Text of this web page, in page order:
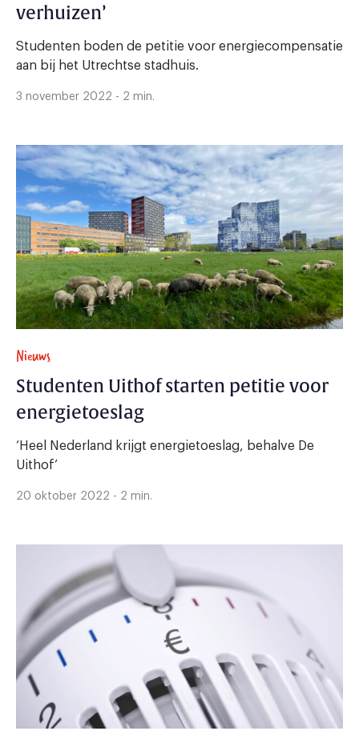
verhuizen’
Studenten boden de petitie voor energiecompensatie
aan bij het Utrechtse stadhuis.
3 november 2022 - 2 min.
Nieuws
Studenten Uithof starten petitie voor
energietoeslag
‘Heel Nederland krijgt energietoeslag, behalve De
Uithof’
20 oktober 2022 - 2 min.